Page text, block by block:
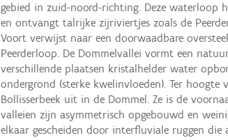
gebied in zuid-noord-richting. Deze waterloop
en ontvangt talrijke zijriviertjes zoals de
Voort verwijst naar een doorwaadbare
Peerderloop. De Dommelvallei vormt een
verschillende plaatsen kristalhelder water
ondergrond (sterke kwelinvloeden). Ter hoogte
Bollisserbeek uit in de Dommel. Ze is de
valleien zijn asymmetrisch opgebouwd en
elkaar gescheiden door interfluviale ruggen